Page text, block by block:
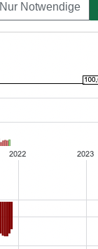
Nur Notwendige